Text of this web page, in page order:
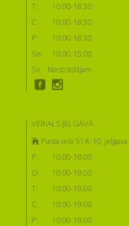
T:
10:00-18:30
C:
10:00-18:30
P:
10:00-18:30
Se:
10:00-15:00
Sv:
Nestrādājam
VEIKALS JELGAVĀ:
Pasta iela 51 K-10, Jelgava
P:
10:00-19:00
O:
10:00-19:00
T:
10:00-19:00
C:
10:00-19:00
P:
10:00-19:00